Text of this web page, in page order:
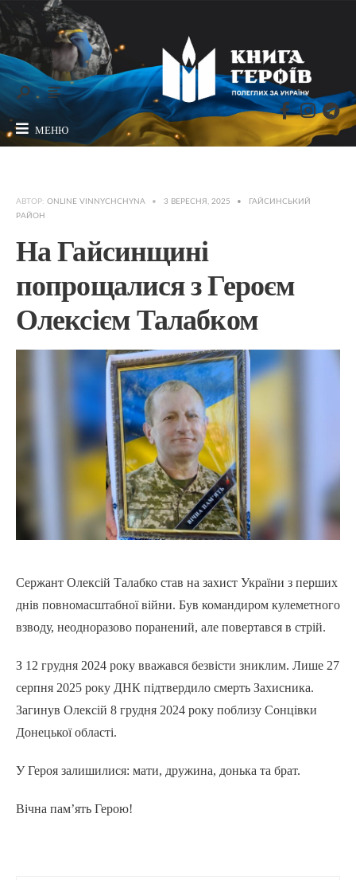
МЕНЮ
АВТОР: ONLINE VINNYCHCHYNA • 3 ВЕРЕСНЯ, 2025 •
ГАЙСИНСЬКИЙ
РАЙОН
На Гайсинщині
попрощалися з Героєм
Олексієм Талабком
Сержант Олексій Талабко став на захист України з перших
днів повномасштабної війни. Був командиром кулеметного
взводу, неодноразово поранений, але повертався в стрій.
З 12 грудня 2024 року вважався безвісти зниклим. Лише 27
серпня 2025 року ДНК підтвердило смерть Захисника.
Загинув Олексій 8 грудня 2024 року поблизу Сонцівки
Донецької області.
У Героя залишилися: мати, дружина, донька та брат.
Вічна пам’ять Герою!